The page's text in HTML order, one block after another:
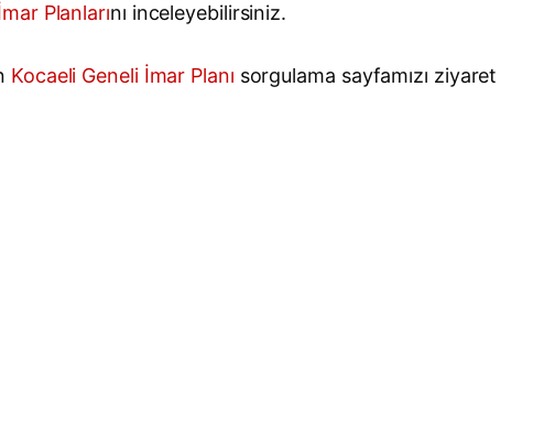
Planlarını inceleyebilirsiniz.
Kocaeli Geneli İmar Planı sorgulama sayfamızı ziyaret